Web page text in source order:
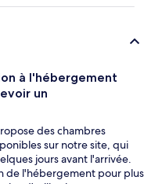
à l'hébergement
un
des chambres
sur notre site, qui
jours avant l'arrivée.
de l'hébergement pour plus